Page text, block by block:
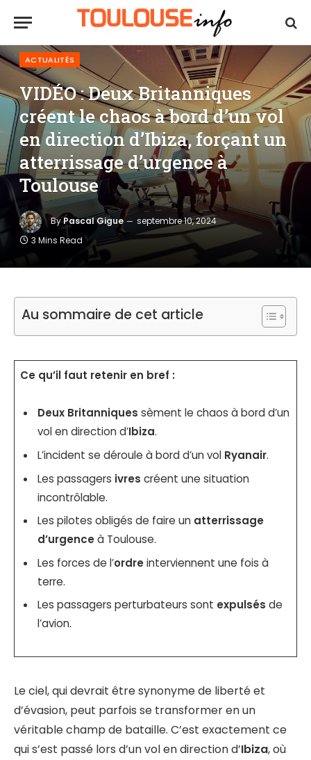
ACTUALITÉS
VIDÉO : Deux Britanniques
créent le chaos à bord d’un vol
en direction d’Ibiza, forçant un
atterrissage d’urgence à
Toulouse
ByPascal Gigue
septembre 10, 2024
3 Mins Read
Au sommaire de cet article
Ce qu’il faut retenir en bref :
Deux Britanniques sèment le chaos à bord d’un
vol en direction d’Ibiza.
L’incident se déroule à bord d’un vol Ryanair.
Les passagers ivres créent une situation
incontrôlable.
Les pilotes obligés de faire un atterrissage
d’urgenceà Toulouse.
Les forces de l’ordreinterviennent une fois à
terre.
Les passagers perturbateurs sont expulsés de
l’avion.
Le ciel, qui devrait être synonyme de liberté et
d’évasion, peut parfois se transformer en un
véritable champ de bataille. C’est exactement ce
qui s’est passé lors d’un vol en direction d’Ibiza, où